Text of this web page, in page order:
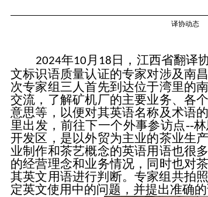
译协动态
2024年10月 18 日， 江西省翻译
文标识语质量认证的专家对涉及南
次专家组三人首先到达位于湾里的
交流，了解矿机厂的主要业务、各
意思等，以便对其英语名称及术语
里出发，前往下一个外事参访点--
开发区，是以外贸为主业的茶业生
业制作和茶艺概念的英语用语也很
的经营理念和业务情况，同时也对
其英文用语进行判断。专家组共拍
定英文使用中的问题，并提出准确